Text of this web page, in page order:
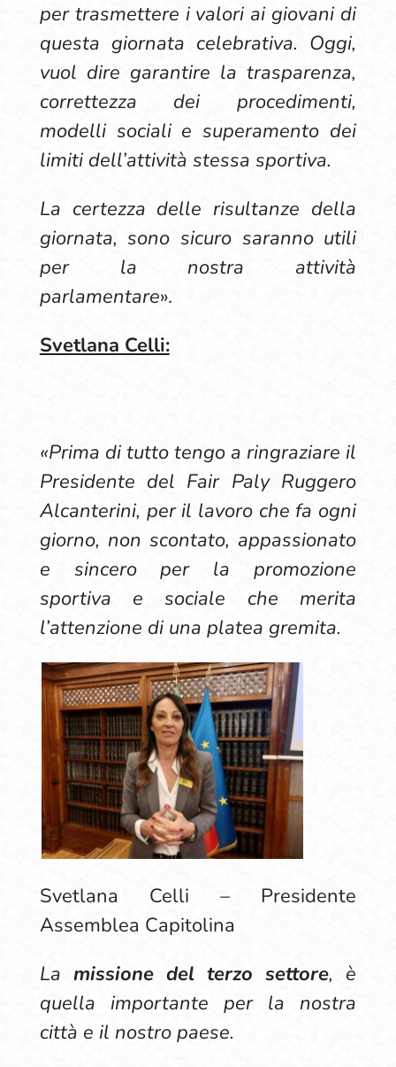
per trasmettere i valori ai giovani di
questa giornata celebrativa. Oggi,
vuol dire garantire la trasparenza,
correttezza dei procedimenti,
modelli sociali e superamento dei
limiti dell’attività stessa sportiva.
La certezza delle risultanze della
giornata, sono sicuro saranno utili
per la nostra attività
parlamentare».
Svetlana Celli:
«Prima di tutto tengo a ringraziare il
Presidente del Fair Paly Ruggero
Alcanterini, per il lavoro che fa ogni
giorno, non scontato, appassionato
e sincero per la promozione
sportiva e sociale che merita
l’attenzione di una platea gremita.
Svetlana Celli – Presidente
Assemblea Capitolina
La missione del terzo settore, è
quella importante per la nostra
città e il nostro paese.